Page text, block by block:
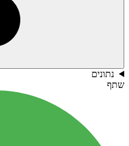
נתונים
שתף